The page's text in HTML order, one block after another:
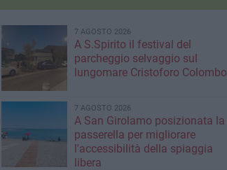
7 AGOSTO 2026
A S.Spirito il festival del
parcheggio selvaggio sul
lungomare Cristoforo Colombo
7 AGOSTO 2026
A San Girolamo posizionata la
passerella per migliorare
l'accessibilità della spiaggia
libera